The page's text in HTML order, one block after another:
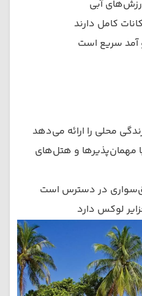
آبی
کامل دارند
آمد سریع است
محلی را ارائه می‌دهد
مهمان‌پذیرها و هتل‌های
در دسترس است
لوکس دارد